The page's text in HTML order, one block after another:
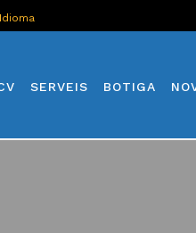
Idioma
SERVEIS BOTIGA